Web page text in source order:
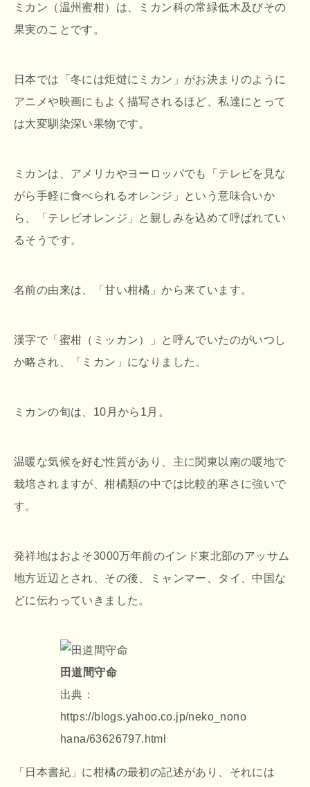
ミカン（温州蜜柑）は、ミカン科の常緑低木及びその
果実のことです。
日本では「冬には炬燵にミカン」がお決まりのように
アニメや映画にもよく描写されるほど、私達にとって
は大変馴染深い果物です。
ミカンは、アメリカやヨーロッパでも「テレビを見な
がら手軽に食べられるオレンジ」という意味合いか
ら、「テレビオレンジ」と親しみを込めて呼ばれてい
るそうです。
名前の由来は、「甘い柑橘」から来ています。
漢字で「蜜柑（ミッカン）」と呼んでいたのがいつし
か略され、「ミカン」になりました。
ミカンの旬は、10月から1月。
温暖な気候を好む性質があり、主に関東以南の暖地で
栽培されますが、柑橘類の中では比較的寒さに強いで
す。
発祥地はおよそ3000万年前のインド東北部のアッサム
地方近辺とされ、その後、ミャンマー、タイ、中国な
どに伝わっていきました。
田道間守命
出典：
https://blogs.yahoo.co.jp/neko_nono
hana/63626797.html
「日本書紀」に柑橘の最初の記述があり、それには